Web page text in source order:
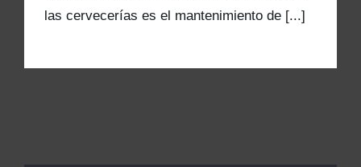
las cervecerías es el mantenimiento de [...]